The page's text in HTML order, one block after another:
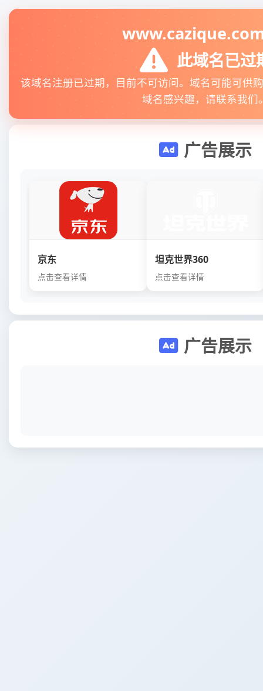
此域名已过
该域名注册已过期，目前不可访问。域名可能可供
域名感兴趣，请联系我们
广告展示
京东
点击查看详情
坦克世界360
点击查看详情
广告展示